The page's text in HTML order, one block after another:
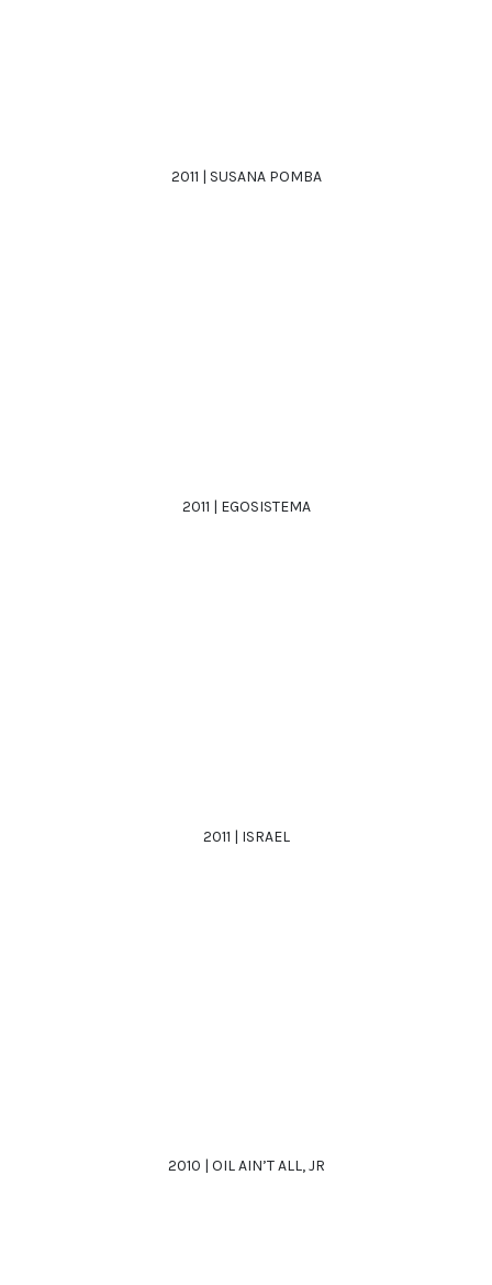
2011 | SUSANA POMBA
2011 | EGOSISTEMA
2011 | ISRAEL
2010 | OIL AIN’T ALL, JR